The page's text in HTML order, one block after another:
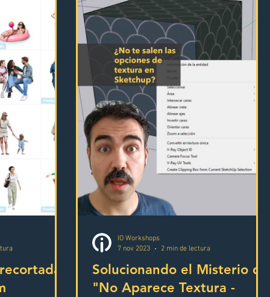
Proyecto Visualización
Solucionando el Misterio de
"No Aparece Textura -
IO Workshops
7 nov 2023
2 min de lectura